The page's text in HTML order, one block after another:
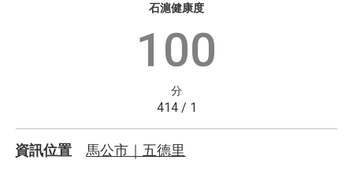
石滬健康度
100
分
414 / 1
資訊位置 馬公市｜五德里